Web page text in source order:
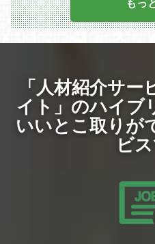
「人材紹介サ
イト」のハイブ
いいとこ取りが
ビ